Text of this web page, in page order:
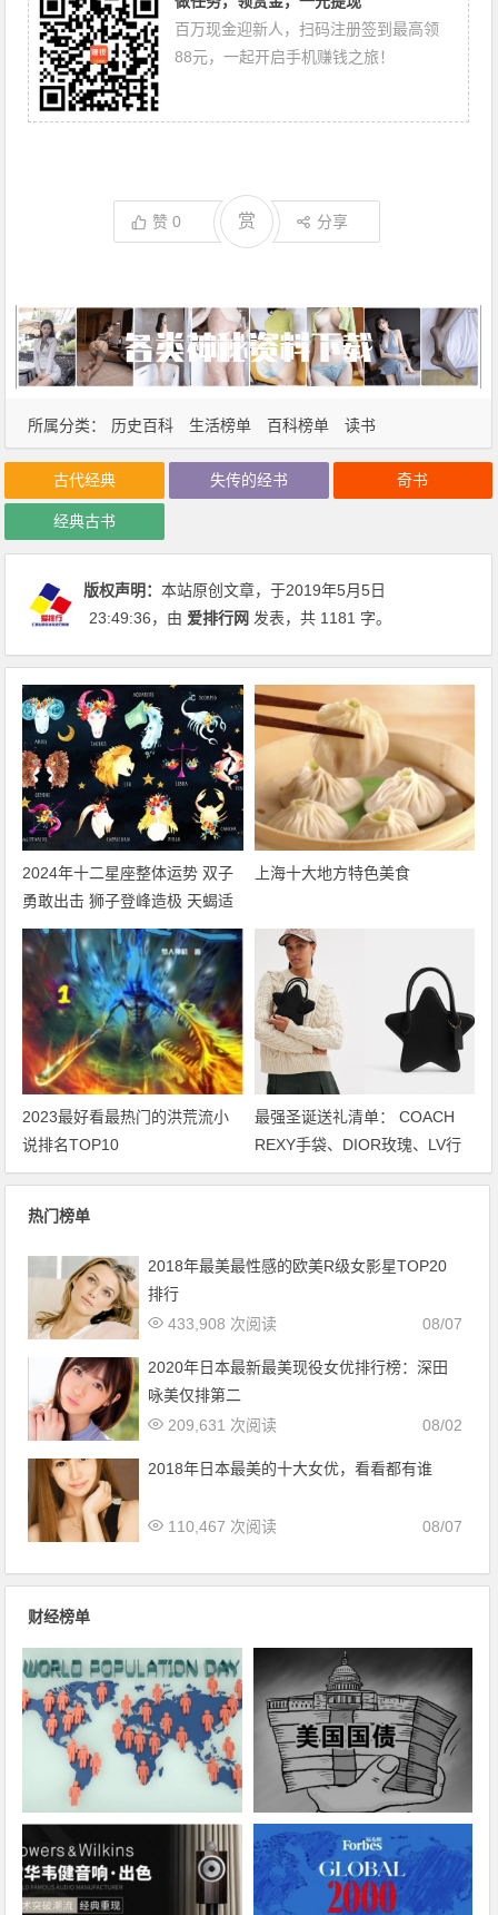
所属分类： 历史百科 生活榜单 百科榜单 读书
百万现金迎新人，扫码注册签到最高领
88元，一起开启手机赚钱之旅！
赞0 赏 分享
古代经典 失传的经书 奇书
经典古书
版权声明：本站原创文章，于2019年5月5日
23:49:36，由 爱排行网 发表，共 1181 字。
2024年十二星座整体运势 双子
勇敢出击 狮子登峰造极 天蝎适
者生存 摩羯脱胎换骨
上海十大地方特色美食
2023最好看最热门的洪荒流小
说排名TOP10
最强圣诞送礼清单： COACH
REXY手袋、DIOR玫瑰、LV行
李袋… 保证不踩雷
热门榜单
2018年最美最性感的欧美R级女影星TOP20
排行
08/07
433,908 次阅读
2020年日本最新最美现役女优排行榜：深田
咏美仅排第二
08/02
209,631 次阅读
2018年日本最美的十大女优，看看都有谁
08/07
110,467 次阅读
财经榜单